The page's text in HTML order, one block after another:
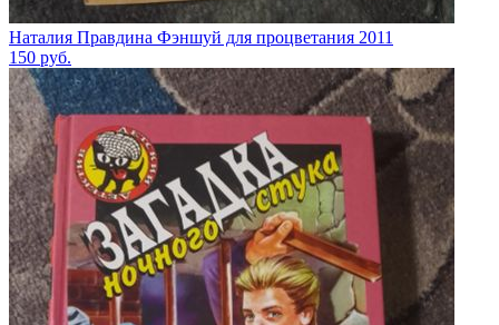
Наталия Правдина Фэншуй для процветания 2011
150 руб.